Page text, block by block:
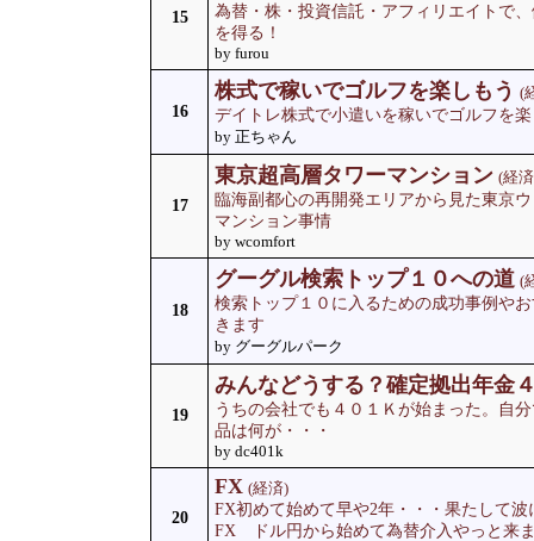
15
為替・株・投資信託・アフィリエイトで
を得る！
by furou
16
株式で稼いでゴルフを楽しもう (
デイトレ株式で小遣いを稼いでゴルフを
by 正ちゃん
17
東京超高層タワーマンション (経
臨海副都心の再開発エリアから見た東京
マンション事情
by wcomfort
18
グーグル検索トップ１０への道 (
検索トップ１０に入るための成功事例や
きます
by グーグルパーク
19
みんなどうする？確定拠出年金
うちの会社でも４０１Ｋが始まった。自
品は何が・・・
by dc401k
20
FX (経済)
FX初めて始めて早や2年・・・果たして
FX ドル円から始めて為替介入やっと来